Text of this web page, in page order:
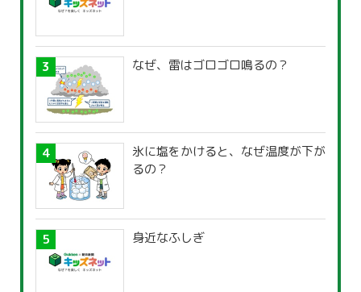
なぜ、雷はゴロゴロ鳴るの？
氷に塩をかけると、なぜ温度が下が
るの？
身近なふしぎ